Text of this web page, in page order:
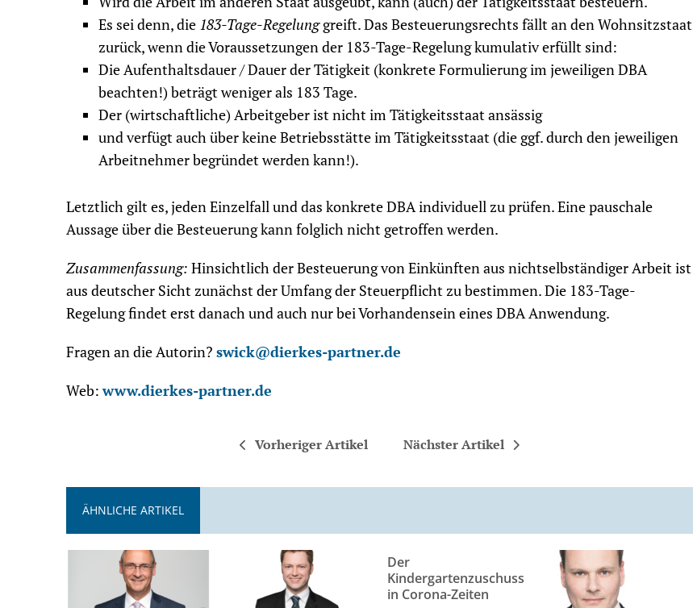
Es sei denn, die 183-Tage-Regelunggreift. Das Besteuerungsrechts fällt an den Wohnsitzstaat
zurück, wenn die Voraussetzungen der 183-Tage-Regelung kumulativ erfüllt sind:
Die Aufenthaltsdauer / Dauer der Tätigkeit (konkrete Formulierung im jeweiligen DBA
beachten!) beträgt weniger als 183 Tage.
Der (wirtschaftliche) Arbeitgeber ist nicht im Tätigkeitsstaat ansässig
und verfügt auch über keine Betriebsstätte im Tätigkeitsstaat (die ggf. durch den jeweiligen
Arbeitnehmer begründet werden kann!).
Letztlich gilt es, jeden Einzelfall und das konkrete DBA individuell zu prüfen. Eine pauschale
Aussage über die Besteuerung kann folglich nicht getroffen werden.
Zusammenfassung: Hinsichtlich der Besteuerung von Einkünften aus nichtselbständiger Arbeit ist
aus deutscher Sicht zunächst der Umfang der Steuerpflicht zu bestimmen. Die 183-Tage-
Regelung findet erst danach und auch nur bei Vorhandensein eines DBA Anwendung.
Fragen an die Autorin? swick@dierkes-partner.de
Web:www.dierkes-partner.de
Vorheriger Artikel Nächster Artikel
ÄHNLICHE ARTIKEL
Der
Kindergartenzuschuss
in Corona-Zeiten